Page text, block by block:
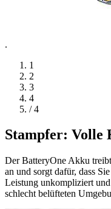
.
1
2
3
4
/ 4
Stampfer: Volle
Der BatteryOne Akku
an und sorgt dafür, dass
Leistung unkompliziert
schlecht belüfteten